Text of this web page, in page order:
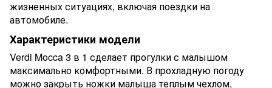
жизненных ситуациях, включая поездки на
автомобиле.
Характеристики модели
Verdi Mocca 3 в 1 сделает прогулки с малышом
максимально комфортными. В прохладную погоду
можно закрыть ножки малыша теплым чехлом,